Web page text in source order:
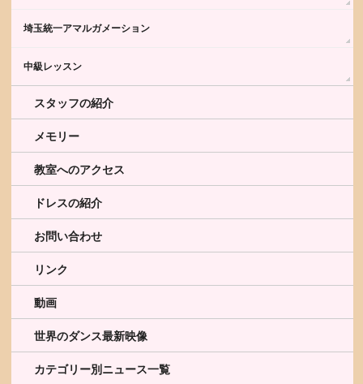
埼玉統一アマルガメーション
中級レッスン
スタッフの紹介
メモリー
教室へのアクセス
ドレスの紹介
お問い合わせ
リンク
動画
世界のダンス最新映像
カテゴリー別ニュース一覧